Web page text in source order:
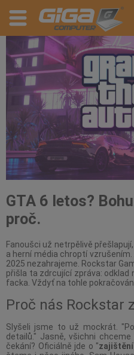
GTA 6 letos?
proč.
Fanoušci už netrpělivě
a herní média chroptí
2025 nezahrajeme. Rockstar
přišla ta zdrcující zpráva: odklad
facka. Vždyť na tohle
Proč nás Rockstar
Slyšeli jsme to už mockrát.
detailů." Jasně, všichni
čekání? Oficiálně jde o "